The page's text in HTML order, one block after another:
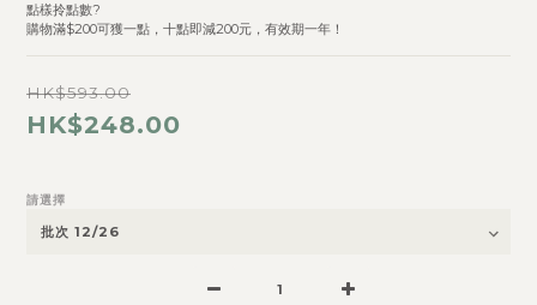
點樣拎點數?
購物滿$200可獲一點，十點即減200元，有效期一年！
HK$593.00
HK$248.00
請選擇